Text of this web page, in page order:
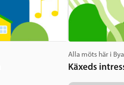
Alla möts här i
Käxeds